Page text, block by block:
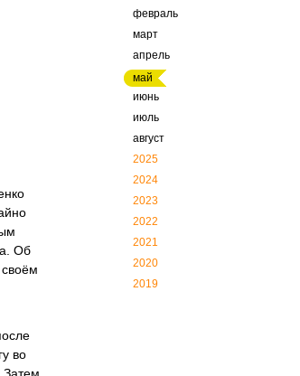
Об
во
февраль
март
апрель
май
июнь
июль
август
2025
2024
2023
2022
2021
2020
2019